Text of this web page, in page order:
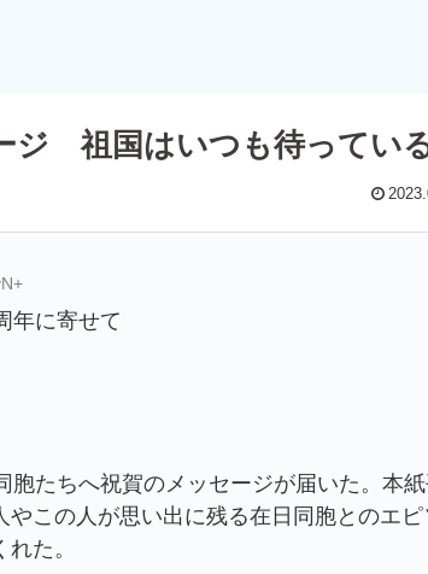
ジ 祖国はいつも待ってい
年に寄せて
たちへ祝賀のメッセージが届いた。本
この人が思い出に残る在日同胞とのエピ
た。